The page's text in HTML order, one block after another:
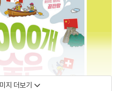
지 더보기